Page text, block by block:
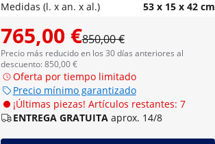
Medidas (l. x an. x al.) 53 x 15 x 42 cm
765,00 €850,00 €
Precio más reducido en los 30 días anteriores al
descuento: 850,00 €
Oferta por tiempo limitado
Precio mínimo garantizado
¡Últimas piezas! Artículos restantes: 7
ENTREGA GRATUITA aprox. 14/8